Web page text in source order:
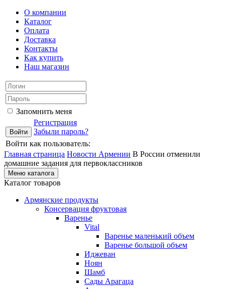
О компании
Каталог
Оплата
Доставка
Контакты
Как купить
Наш магазин
Запомнить меня
Регистрация
Забыли пароль?
Войти как пользователь:
Главная страница Новости Армении В России отменили
домашние задания для первоклассников
Меню каталога
Каталог товаров
Армянские продукты
Консервация фруктовая
Варенье
Vital
Варенье маленький объем
Варенье большой объем
Иджеван
Ноян
Шамб
Сады Арагаца